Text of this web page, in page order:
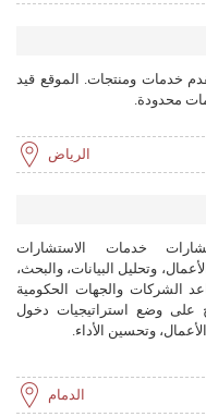
خدمات ومنتجات. الموقع قيد
محدودة.
الرياض
خدمات الاستشارات
وتحليل البيانات، والبحث،
الشركات والجهات الحكومية
على وضع استراتيجيات دخول
وتحسين الأداء.
الدمام